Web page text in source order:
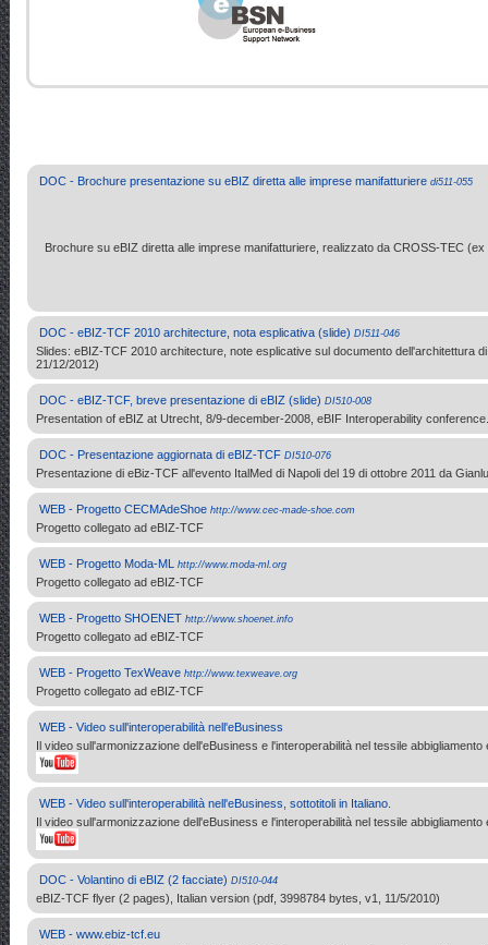
DOC - Brochure presentazione su eBIZ diretta alle imprese manifatturiere di511-055
Brochure su eBIZ diretta alle imprese manifatturiere, realizzato da CROSS-TEC
DOC - eBIZ-TCF 2010 architecture, nota esplicativa (slide) DI511-046
Slides: eBIZ-TCF 2010 architecture, note esplicative sul documento dell'architettura
21/12/2012)
DOC - eBIZ-TCF, breve presentazione di eBIZ (slide) DI510-008
Presentation of eBIZ at Utrecht, 8/9-december-2008, eBIF Interoperability
DOC - Presentazione aggiornata di eBIZ-TCF DI510-076
Presentazione di eBiz-TCF all'evento ItalMed di Napoli del 19 di ottobre 2011 da
WEB - Progetto CECMAdeShoe http://www.cec-made-shoe.com
Progetto collegato ad eBIZ-TCF
WEB - Progetto Moda-ML http://www.moda-ml.org
Progetto collegato ad eBIZ-TCF
WEB - Progetto SHOENET http://www.shoenet.info
Progetto collegato ad eBIZ-TCF
WEB - Progetto TexWeave http://www.texweave.org
Progetto collegato ad eBIZ-TCF
WEB - Video sull'interoperabilità nell'eBusiness
Il video sull'armonizzazione dell'eBusiness e l'interoperabilità nel tessile
WEB - Video sull'interoperabilità nell'eBusiness, sottotitoli in Italiano.
Il video sull'armonizzazione dell'eBusiness e l'interoperabilità nel tessile
DOC - Volantino di eBIZ (2 facciate) DI510-044
eBIZ-TCF flyer (2 pages), Italian version (pdf, 3998784 bytes, v1, 11/5/2010)
WEB - www.ebiz-tcf.eu